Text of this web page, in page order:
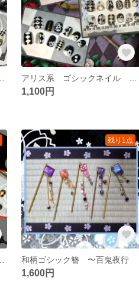
1,100円
残り1点
和柄ゴシック簪 〜百鬼夜行
1,600円